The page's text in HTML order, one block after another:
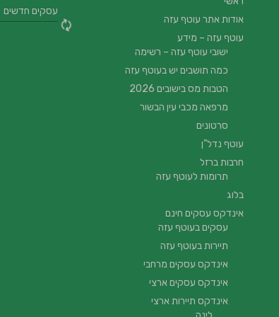
עסקים חדשים
אודות אתר עוטף עזה
עוטף עזה – מידע
ישובי עוטף עזה – רשימה
כמה תושבים יש בעוטף עזה
הטבות מס בישובים 2026
מרפאה מכבי עין הבשור
סרטונים
עוטף נדל”ן
חרבות ברזל
תרומות לעוטף עזה
בלוג
אינדקס עסקים חינם
עסקים בעוטף עזה
תיירות בעוטף עזה
אינדקס עסקים מרחבי
אינדקס עסקים ארצי
אינדקס תיירות ארצי